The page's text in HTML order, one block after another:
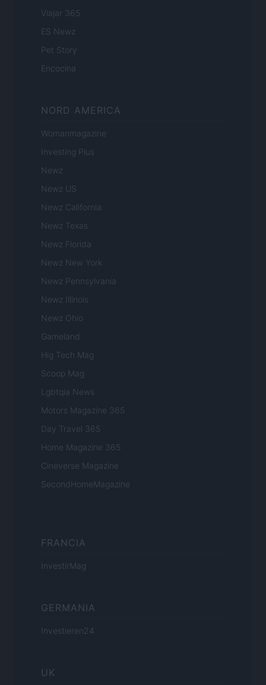
Viajar 365
ES Newz
Pet Story
Encocina
NORD AMERICA
Womanmagazine
Investing Plus
Newz
Newz US
Newz California
Newz Texas
Newz Florida
Newz New York
Newz Pennsylvania
Newz Illinois
Newz Ohio
Gameland
Hig Tech Mag
Scoop Mag
Lgbtqia News
Motors Magazine 365
Day Travel 365
Home Magazine 365
Cineverse Magazine
SecondHomeMagazine
FRANCIA
InvestirMag
GERMANIA
Investieren24
UK